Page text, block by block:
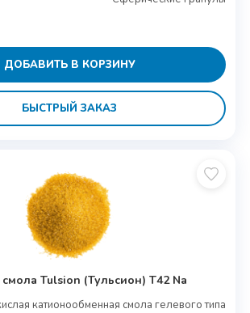
ДОБАВИТЬ В КОРЗИНУ
БЫСТРЫЙ ЗАКАЗ
Tulsion (Тульсион) T42 Na
катионообменная смола гелевого типа